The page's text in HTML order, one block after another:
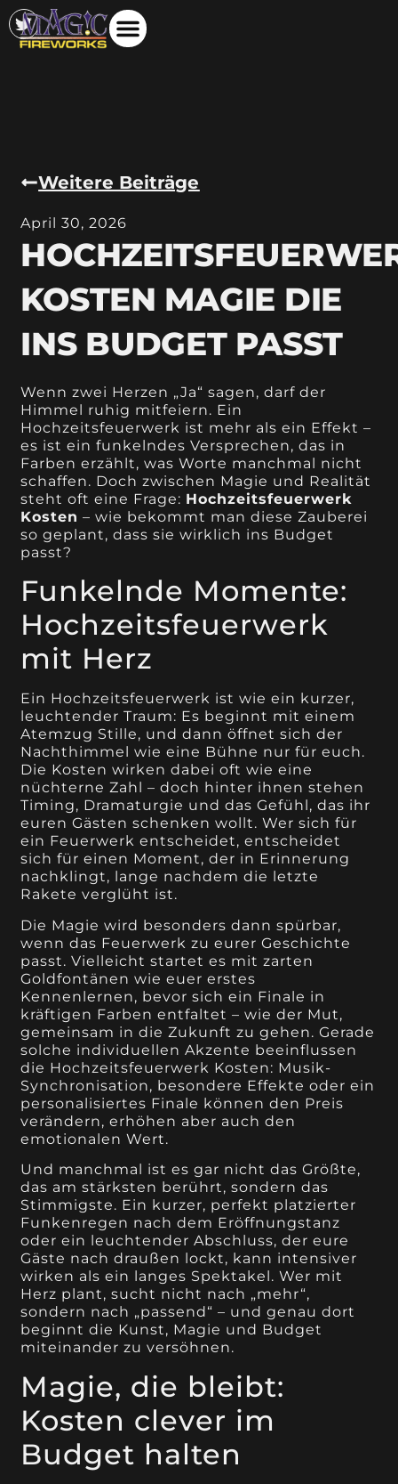
Weitere Beiträge
April 30, 2026
KOSTEN MAGIE DIE
INS BUDGET PASST
Wenn zwei Herzen „Ja“ sagen, darf der
Himmel ruhig mitfeiern. Ein
Hochzeitsfeuerwerk ist mehr als ein Effekt –
es ist ein funkelndes Versprechen, das in
Farben erzählt, was Worte manchmal nicht
schaffen. Doch zwischen Magie und Realität
steht oft eine Frage: Hochzeitsfeuerwerk
Kosten – wie bekommt man diese Zauberei
so geplant, dass sie wirklich ins Budget
passt?
Funkelnde Momente:
Hochzeitsfeuerwerk
mit Herz
Ein Hochzeitsfeuerwerk ist wie ein kurzer,
leuchtender Traum: Es beginnt mit einem
Atemzug Stille, und dann öffnet sich der
Nachthimmel wie eine Bühne nur für euch.
Die Kosten wirken dabei oft wie eine
nüchterne Zahl – doch hinter ihnen stehen
Timing, Dramaturgie und das Gefühl, das ihr
euren Gästen schenken wollt. Wer sich für
ein Feuerwerk entscheidet, entscheidet
sich für einen Moment, der in Erinnerung
nachklingt, lange nachdem die letzte
Rakete verglüht ist.
Die Magie wird besonders dann spürbar,
wenn das Feuerwerk zu eurer Geschichte
passt. Vielleicht startet es mit zarten
Goldfontänen wie euer erstes
Kennenlernen, bevor sich ein Finale in
kräftigen Farben entfaltet – wie der Mut,
gemeinsam in die Zukunft zu gehen. Gerade
solche individuellen Akzente beeinflussen
die Hochzeitsfeuerwerk Kosten: Musik-
Synchronisation, besondere Effekte oder ein
personalisiertes Finale können den Preis
verändern, erhöhen aber auch den
emotionalen Wert.
Und manchmal ist es gar nicht das Größte,
das am stärksten berührt, sondern das
Stimmigste. Ein kurzer, perfekt platzierter
Funkenregen nach dem Eröffnungstanz
oder ein leuchtender Abschluss, der eure
Gäste nach draußen lockt, kann intensiver
wirken als ein langes Spektakel. Wer mit
Herz plant, sucht nicht nach „mehr“,
sondern nach „passend“ – und genau dort
beginnt die Kunst, Magie und Budget
miteinander zu versöhnen.
Magie, die bleibt:
Kosten clever im
Budget halten